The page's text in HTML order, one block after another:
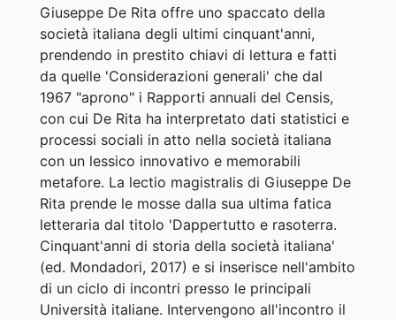
Giuseppe De Rita offre uno spaccato della
società italiana degli ultimi cinquant'anni,
prendendo in prestito chiavi di lettura e fatti
da quelle 'Considerazioni generali' che dal
1967 "aprono" i Rapporti annuali del Censis,
con cui De Rita ha interpretato dati statistici e
processi sociali in atto nella società italiana
con un lessico innovativo e memorabili
metafore. La lectio magistralis di Giuseppe De
Rita prende le mosse dalla sua ultima fatica
letteraria dal titolo 'Dappertutto e rasoterra.
Cinquant'anni di storia della società italiana'
(ed. Mondadori, 2017) e si inserisce nell'ambito
di un ciclo di incontri presso le principali
Università italiane. Intervengono all'incontro il